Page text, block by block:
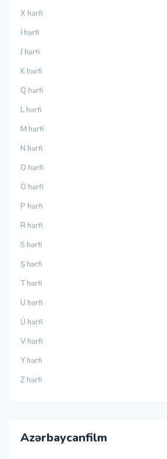
X hərfi
İ hərfi
J hərfi
K hərfi
Q hərfi
L hərfi
M hərfi
N hərfi
O hərfi
Ö hərfi
P hərfi
R hərfi
S hərfi
Ş hərfi
T hərfi
U hərfi
Ü hərfi
V hərfi
Y hərfi
Z hərfi
Azərbaycanfilm